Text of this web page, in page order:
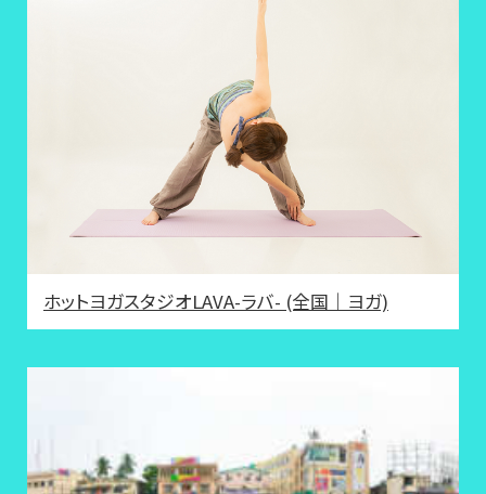
ホットヨガスタジオLAVA-ラバ- (全国｜ヨガ)